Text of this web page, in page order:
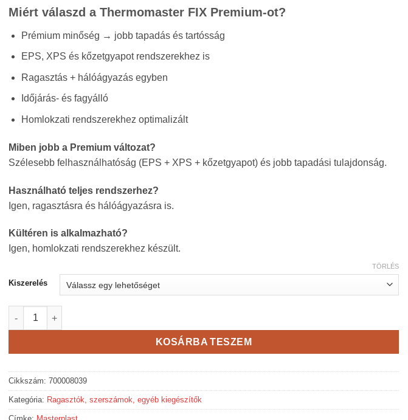
Miért válaszd a Thermomaster FIX Premium-ot?
Prémium minőség → jobb tapadás és tartósság
EPS, XPS és kőzetgyapot rendszerekhez is
Ragasztás + hálóágyazás egyben
Időjárás- és fagyálló
Homlokzati rendszerekhez optimalizált
Miben jobb a Premium változat?
Szélesebb felhasználhatóság (EPS + XPS + kőzetgyapot) és jobb tapadási tulajdonság.
Használható teljes rendszerhez?
Igen, ragasztásra és hálóágyazásra is.
Kültéren is alkalmazható?
Igen, homlokzati rendszerekhez készült.
Kiszerelés
TÖRLÉS
Masterplast Thermomaster FIX Premium - homlokzati ragasztó- és ágyazóanyag mennyiség
KOSÁRBA TESZEM
Cikkszám: 700008039
Kategória: Ragasztók, szerszámok, egyéb kiegészítők